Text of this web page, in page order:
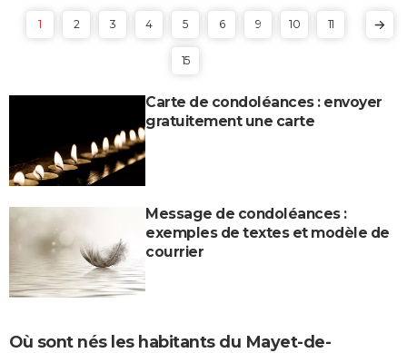
1 2 3 4 5 6 9 10 11
15
Carte de condoléances : envoyer
gratuitement une carte
Message de condoléances :
exemples de textes et modèle de
courrier
Où sont nés les habitants du Mayet-de-